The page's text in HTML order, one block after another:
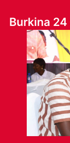
Burkina